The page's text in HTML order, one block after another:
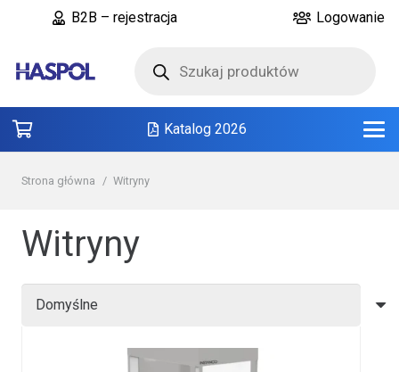
B2B – rejestracja Logowanie
produktów
Katalog 2026
Strona główna / Witryny
Witryny